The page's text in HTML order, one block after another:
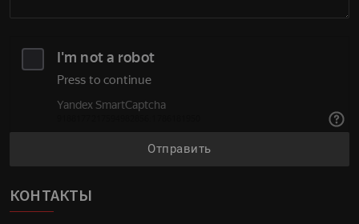
Отправить
КОНТАКТЫ